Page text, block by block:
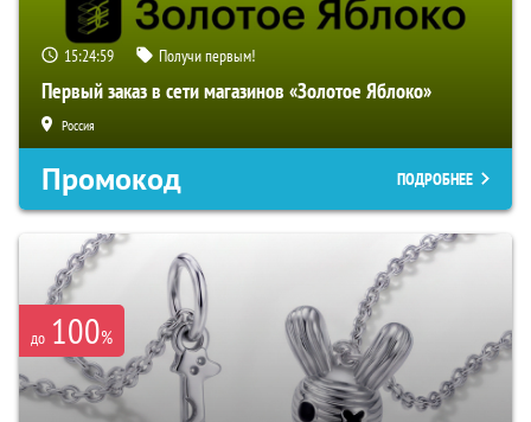
15:24:58 Получи первым!
Первый заказ в сети магазинов «Золотое Яблоко»
Россия
Промокод ПОДРОБНЕЕ
до 100%